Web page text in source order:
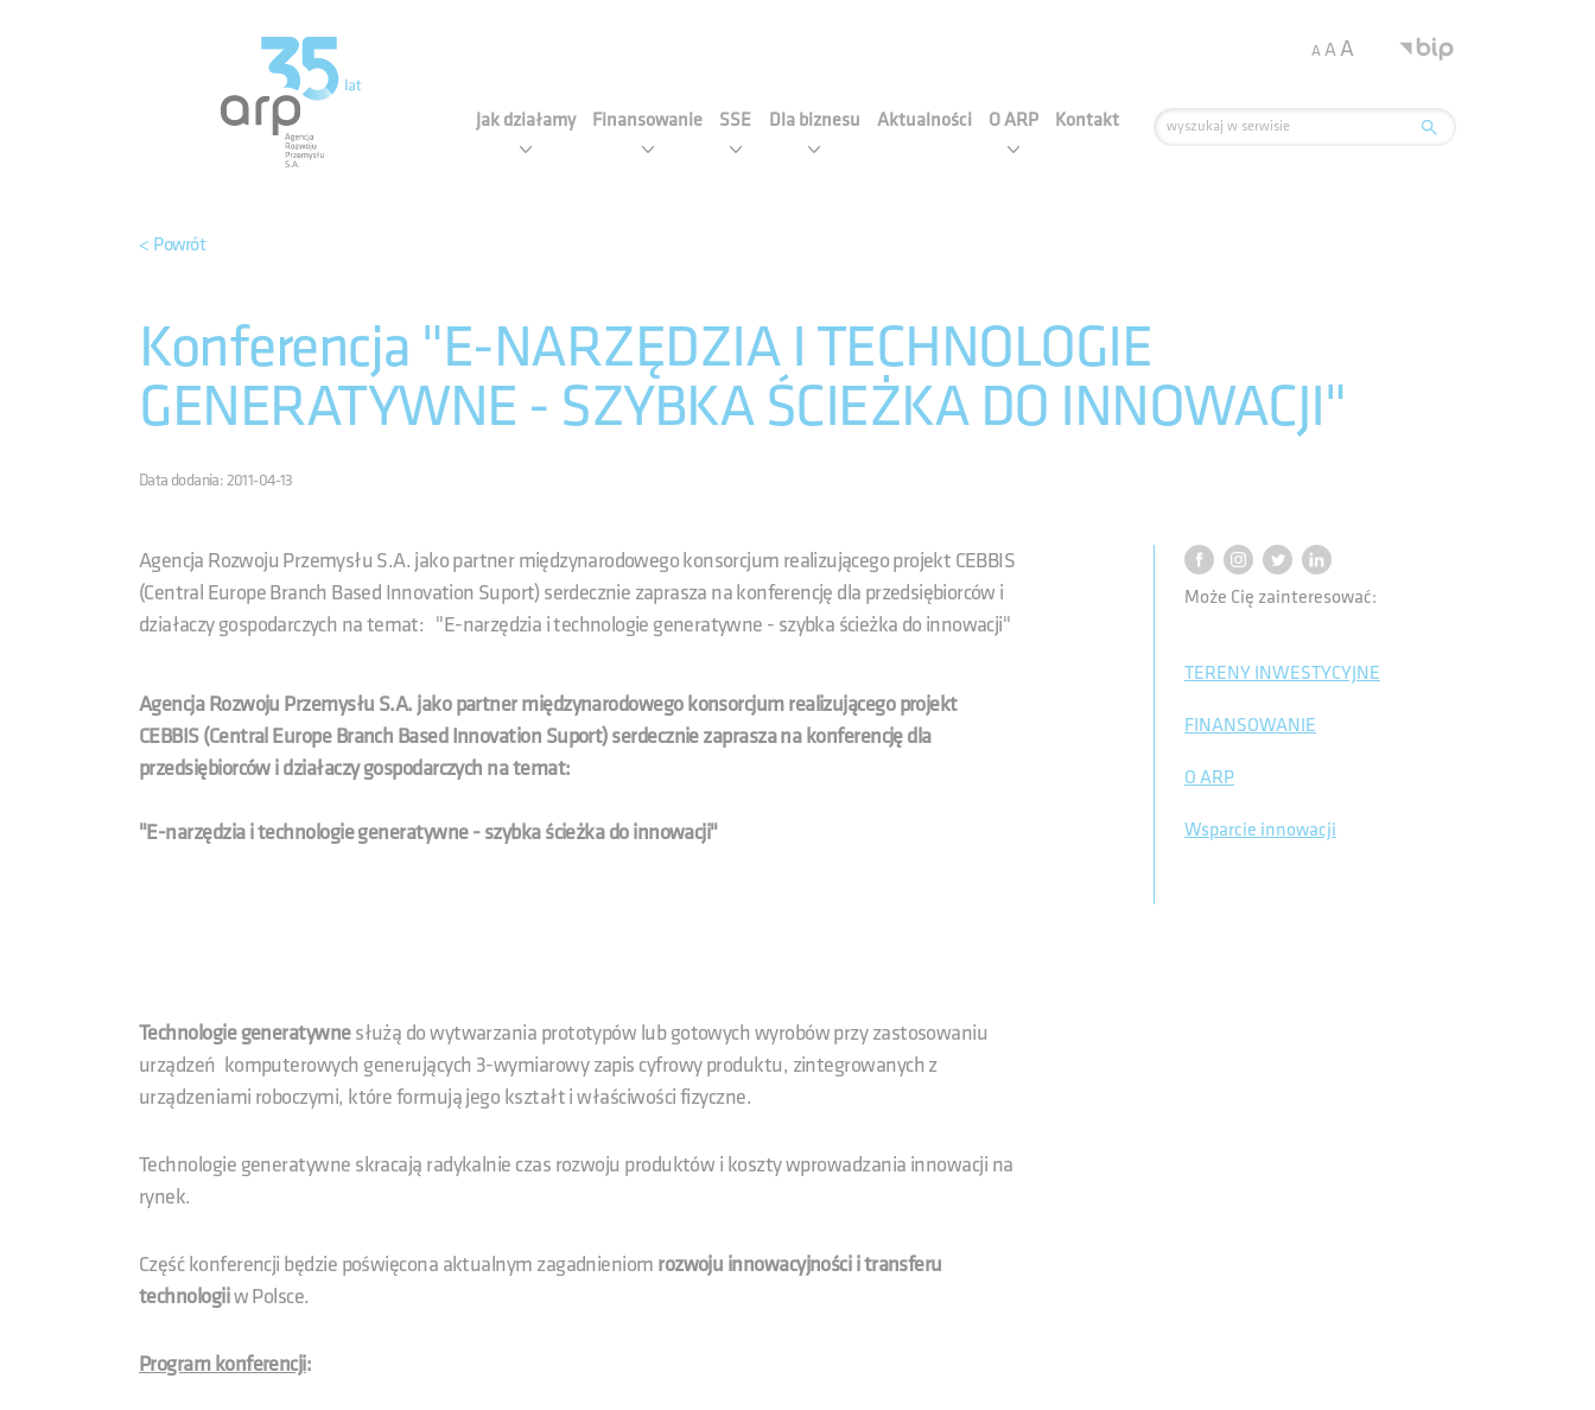
Jak działamy Finansowanie SSE Dla biznesu Aktualności O ARP Kontakt
AAA
< Powrót
Konferencja "E-NARZĘDZIA I TECHNOLOGIE
GENERATYWNE - SZYBKA ŚCIEŻKA DO INNOWACJI"
Data dodania: 2011-04-13
Agencja Rozwoju Przemysłu S.A. jako partner międzynarodowego konsorcjum realizującego projekt CEBBIS
(Central Europe Branch Based Innovation Suport) serdecznie zaprasza na konferencję dla przedsiębiorców i
działaczy gospodarczych na temat: "E-narzędzia i technologie generatywne - szybka ścieżka do innowacji"
Agencja Rozwoju Przemysłu S.A. jako partner międzynarodowego konsorcjum realizującego projekt
CEBBIS (Central Europe Branch Based Innovation Suport) serdecznie zaprasza na konferencję dla
przedsiębiorców i działaczy gospodarczych na temat:
"E-narzędzia i technologie generatywne - szybka ścieżka do innowacji"
Technologie generatywnesłużą do wytwarzania prototypów lub gotowych wyrobów przy zastosowaniu
urządzeń komputerowych generujących 3-wymiarowy zapis cyfrowy produktu, zintegrowanych z
urządzeniami roboczymi, które formują jego kształt i właściwości fizyczne.
Technologie generatywne skracają radykalnie czas rozwoju produktów i koszty wprowadzania innowacji na
rynek.
Część konferencji będzie poświęcona aktualnym zagadnieniom rozwoju innowacyjności i transferu
technologiiw Polsce.
Program konferencji:
Może Cię zainteresować:
TERENY INWESTYCYJNE
FINANSOWANIE
O ARP
Wsparcie innowacji